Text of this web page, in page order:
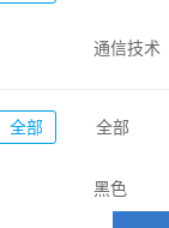
通信技术
全部 全部
黑色